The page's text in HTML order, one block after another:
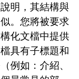
明，其結構與
。您將被要求
化文檔中提供
具有子標題和
例如：介紹、